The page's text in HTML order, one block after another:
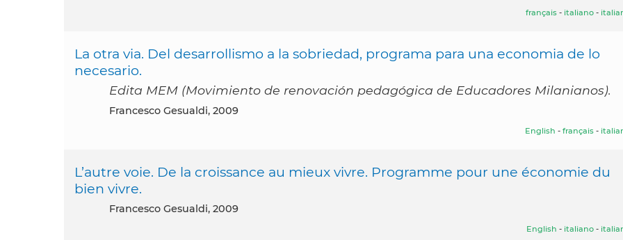
français - italiano -
La otra via. Del desarrollismo a la sobriedad, programa para una economia de lo
necesario.
Edita MEM (Movimiento de renovación pedagógica de Educadores Milanianos).
Francesco Gesualdi, 2009
English - français -
L’autre voie. De la croissance au mieux vivre. Programme pour une économie du
bien vivre.
Francesco Gesualdi, 2009
English - italiano -